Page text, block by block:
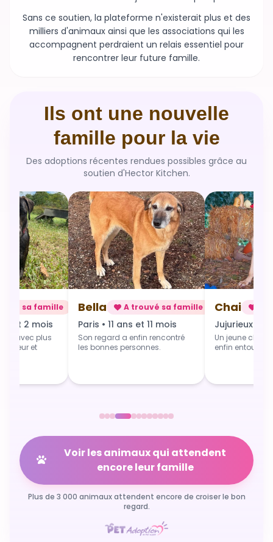
Sans ce soutien, la plateforme n'existerait plus et des
milliers d'animaux ainsi que les associations qui les
accompagnent perdraient un relais essentiel pour
rencontrer leur future famille.
Ils ont une nouvelle
famille pour la vie
Des adoptions récentes rendues possibles grâce au
soutien d'Hector Kitchen.
sa famille
et 2 mois
avec plus
et
Bella A trouvé sa famille
Paris • 11 ans et 11 mois
Son regard a enfin rencontré
les bonnes personnes.
Chai
Jujurieux • 1
Un jeune
enfin entouré
Voir les animaux qui attendent
encore leur famille
Plus de 3 000 animaux attendent encore de croiser le bon
regard.